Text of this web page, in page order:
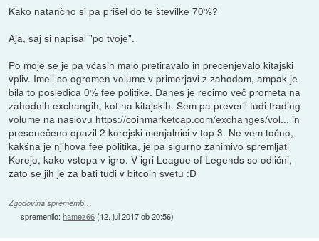
Kako natančno si pa prišel do te številke 70%?
Aja, saj si napisal "po tvoje".
Po moje se je pa včasih malo pretiravalo in precenjevalo kitajski
vpliv. Imeli so ogromen volume v primerjavi z zahodom, ampak je
bila to posledica 0% fee politike. Danes je recimo več prometa na
zahodnih exchangih, kot na kitajskih. Sem pa preveril tudi trading
volume na naslovu https://coinmarketcap.com/exchanges/vol... in
presenečeno opazil 2 korejski menjalnici v top 3. Ne vem točno,
kakšna je njihova fee politika, je pa sigurno zanimivo spremljati
Korejo, kako vstopa v igro. V igri League of Legends so odlični,
zato se jih je za bati tudi v bitcoin svetu :D
Zgodovina sprememb…
spremenilo:hamez66(12. jul 2017 ob 20:56)